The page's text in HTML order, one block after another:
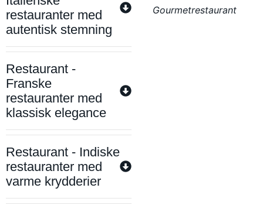
restauranter med
autentisk stemning
Restaurant -
Franske
restauranter med
klassisk elegance
Restaurant - Indiske
restauranter med
varme krydderier
Gourmetrestaurant